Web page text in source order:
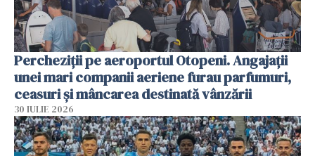
Percheziții pe aeroportul Otopeni. Angajații
unei mari companii aeriene furau parfumuri,
ceasuri și mâncarea destinată vânzării
30 IULIE 2026